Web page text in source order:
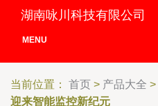
湖南咏川科技有限公司
MENU
当前位置： 首页 > 产品大全 >
迎来智能监控新纪元